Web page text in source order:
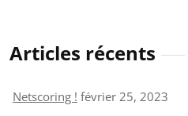
Articles récents
Netscoring ! février 25, 2023